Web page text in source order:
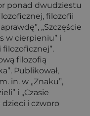
ponad dwudziestu
filozofii
„Szczęście
w cierpieniu” i
filozofią
Publikował,
in. w „Znaku”,
i „Czasie
dzieci i czworo